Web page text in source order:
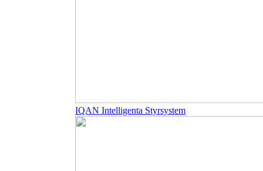
IQAN Intelligenta Styrsystem